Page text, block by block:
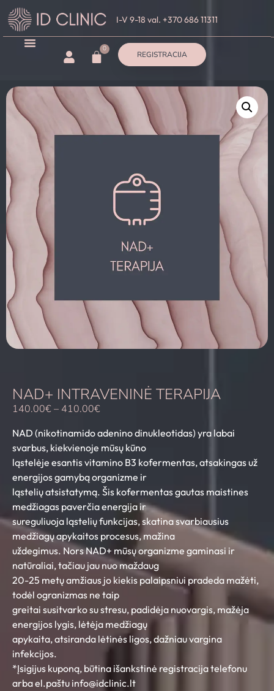
I-V 9-18 val. +370 686 11311
REGISTRACIJA
0
NAD+ INTRAVENINĖ TERAPIJA
140.00€– 410.00€
NAD (nikotinamido adenino dinukleotidas) yra labai
svarbus, kiekvienoje mūsų kūno
ląstelėje esantis vitamino B3 kofermentas, atsakingas už
energijos gamybą organizme ir
ląstelių atsistatymą. Šis kofermentas gautas maistines
medžiagas paverčia energija ir
sureguliuoja ląstelių funkcijas, skatina svarbiausius
medžiagų apykaitos procesus, mažina
uždegimus. Nors NAD+ mūsų organizme gaminasi ir
natūraliai, tačiau jau nuo maždaug
20-25 metų amžiaus jo kiekis palaipsniui pradeda mažėti,
todėl ogranizmas ne taip
greitai susitvarko su stresu, padidėja nuovargis, mažėja
energijos lygis, lėtėja medžiagų
apykaita, atsiranda lėtinės ligos, dažniau vargina
infekcijos.
*Įsigijus kuponą, būtina išankstinė registracija telefonu
arba el.paštu info@idclinic.lt